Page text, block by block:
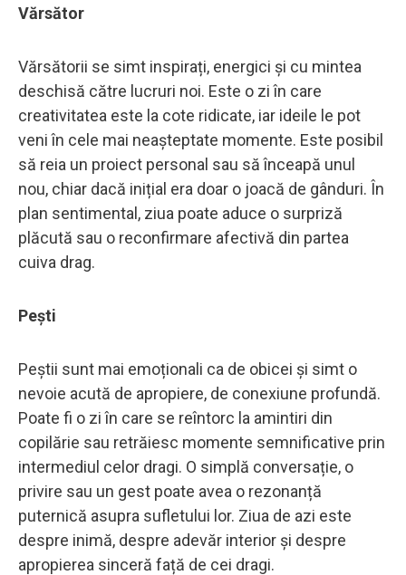
Vărsător
Vărsătorii se simt inspirați, energici și cu mintea
deschisă către lucruri noi. Este o zi în care
creativitatea este la cote ridicate, iar ideile le pot
veni în cele mai neașteptate momente. Este posibil
să reia un proiect personal sau să înceapă unul
nou, chiar dacă inițial era doar o joacă de gânduri. În
plan sentimental, ziua poate aduce o surpriză
plăcută sau o reconfirmare afectivă din partea
cuiva drag.
Pești
Peștii sunt mai emoționali ca de obicei și simt o
nevoie acută de apropiere, de conexiune profundă.
Poate fi o zi în care se reîntorc la amintiri din
copilărie sau retrăiesc momente semnificative prin
intermediul celor dragi. O simplă conversație, o
privire sau un gest poate avea o rezonanță
puternică asupra sufletului lor. Ziua de azi este
despre inimă, despre adevăr interior și despre
apropierea sinceră față de cei dragi.